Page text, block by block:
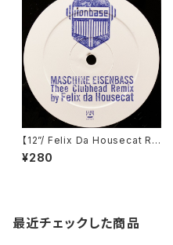
【12”/ Felix Da Housecat Re
mix】Ironbase / Maschine E
isenbass (Club Culture)
¥280
最近チェックした商品